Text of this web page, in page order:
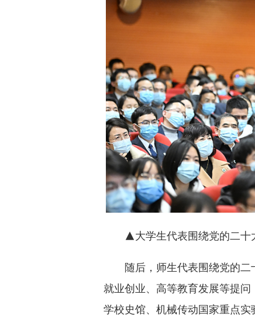
▲大学生代表围绕党的二十
随后，师生代表围绕党的
就业创业、高等教育发展等提
学校史馆、机械传动国家重点